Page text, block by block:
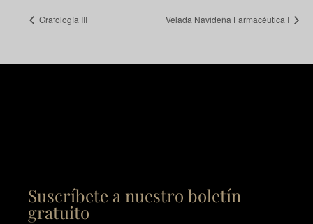
Grafología III Velada Navideña Farmacéutica I
Suscríbete a nuestro boletín
gratuito